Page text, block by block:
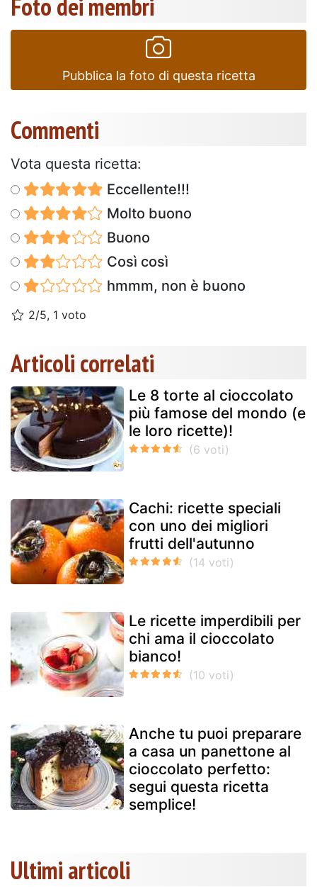
Pubblica la foto di questa ricetta
Commenti
Vota questa ricetta:
Eccellente!!!
Molto buono
Buono
Così così
hmmm, non è buono
2/5, 1 voto
Articoli correlati
Le 8 torte al cioccolato
più famose del mondo (e
le loro ricette)!
Cachi: ricette speciali
con uno dei migliori
frutti dell'autunno
Le ricette imperdibili per
chi ama il cioccolato
bianco!
Anche tu puoi preparare
a casa un panettone al
cioccolato perfetto:
segui questa ricetta
semplice!
Ultimi articoli